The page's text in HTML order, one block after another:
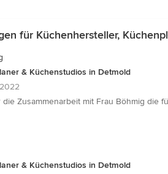
für Küchenhersteller,
& Küchenstudios in Detmold
die Zusammenarbeit mit Frau Böhmig
& Küchenstudios in Detmold